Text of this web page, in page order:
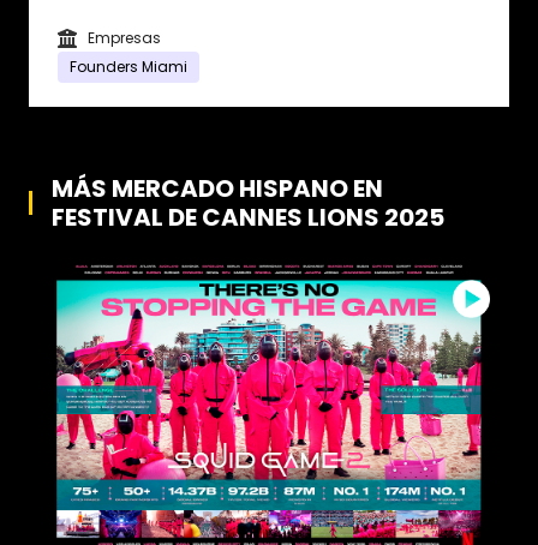
Empresas
Founders Miami
MÁS MERCADO HISPANO EN
FESTIVAL DE CANNES LIONS 2025